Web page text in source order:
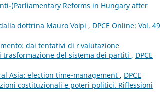
)Parliamentary Reforms in Hungary after
dottrina Mauro Volpi , DPCE Online: Vol. 49
dai tentativi di rivalutazione
del sistema dei partiti , DPCE
Asia: election time-management , DPCE
costituzionali e poteri politici. Riflessioni